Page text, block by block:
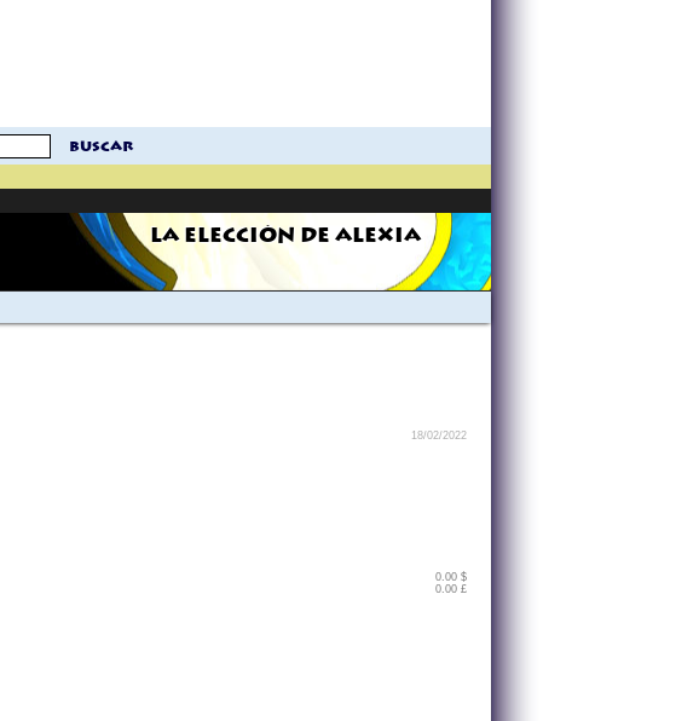
buscar
LA ELECCIÓN DE ALEXIA
18/02/2022
0.00 $
0.00 £